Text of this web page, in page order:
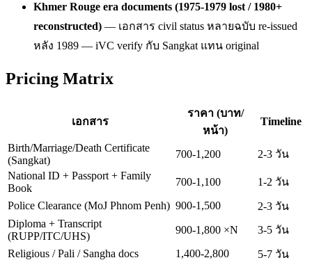
Khmer Rouge era documents (1975-1979 lost / 1980+
reconstructed) — เอกสาร civil status หลายฉบับ re-issued
หลัง 1989 — iVC verify กับ Sangkat แทน original
Pricing Matrix
เอกสาร
ราคา (บาท/
หน้า)
Timeline
Birth/Marriage/Death Certificate
(Sangkat)
700-1,200
2-3 วัน
National ID + Passport + Family
Book
700-1,100
1-2 วัน
Police Clearance (MoJ Phnom Penh) 900-1,500
2-3 วัน
Diploma + Transcript
(RUPP/ITC/UHS)
900-1,800 ×N
3-5 วัน
Religious / Pali / Sangha docs
1,400-2,800 5-7 วัน